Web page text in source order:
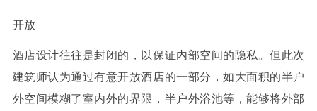
开放
酒店设计往往是封闭的，以保证内部空间的隐私。但此次
建筑师认为通过有意开放酒店的一部分，如大面积的半户
外空间模糊了室内外的界限，半户外浴池等，能够将外部